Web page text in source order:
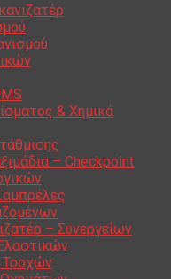
& Χημικά
– Checkpoint
– Συνεργείων
Τροχών